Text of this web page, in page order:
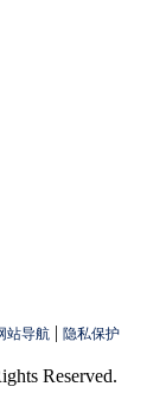
站导航 | 隐私保护
Reserved.